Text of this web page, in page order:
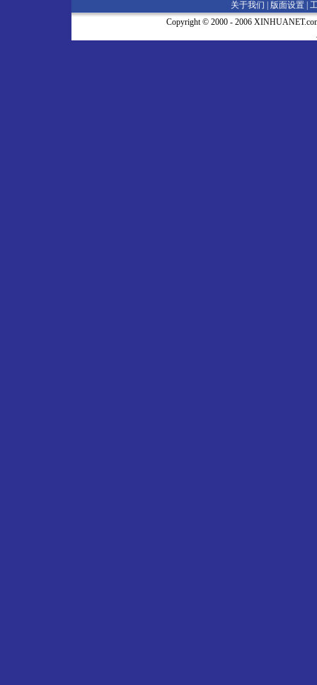
关于我们 | 版面设置
Copyright © 2000 - 2006